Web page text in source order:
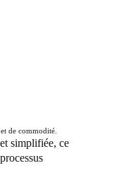
de commodité.
simplifiée, ce